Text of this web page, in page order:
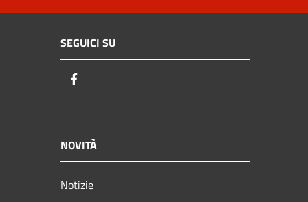
SEGUICI SU
NOVITÀ
Notizie